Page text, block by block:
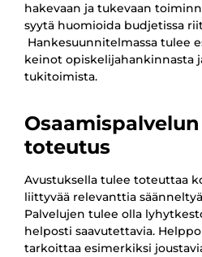
hakevaan ja tukevaan
syytä huomioida budjetissa
Hankesuunnitelmassa tulee
keinot opiskelijahankinnasta
tukitoimista.
toteutus
Avustuksella tulee toteuttaa
liittyvää relevanttia
Palvelujen tulee olla
helposti saavutettavia.
tarkoittaa esimerkiksi